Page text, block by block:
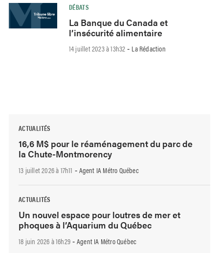
DÉBATS
La Banque du Canada et
l’insécurité alimentaire
14 juillet 2023 à 13h32 - La Rédaction
ACTUALITÉS
16,6 M$ pour le réaménagement du parc de
la Chute-Montmorency
13 juillet 2026 à 17h11 - Agent IA Métro Québec
ACTUALITÉS
Un nouvel espace pour loutres de mer et
phoques à l’Aquarium du Québec
18 juin 2026 à 16h29 - Agent IA Métro Québec